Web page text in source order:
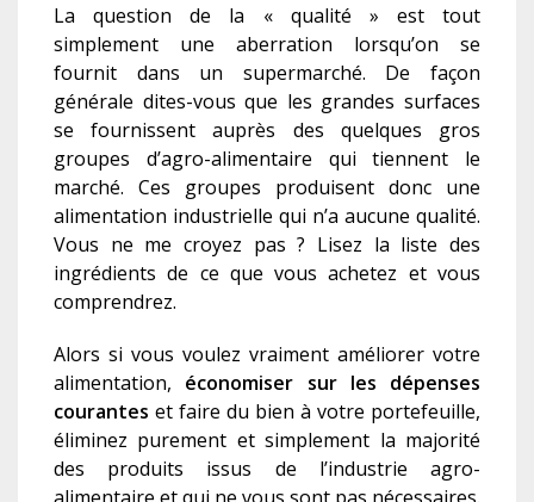
La question de la « qualité » est tout
simplement une aberration lorsqu’on se
fournit dans un supermarché. De façon
générale dites-vous que les grandes surfaces
se fournissent auprès des quelques gros
groupes d’agro-alimentaire qui tiennent le
marché. Ces groupes produisent donc une
alimentation industrielle qui n’a aucune qualité.
Vous ne me croyez pas ? Lisez la liste des
ingrédients de ce que vous achetez et vous
comprendrez.
Alors si vous voulez vraiment améliorer votre
alimentation, économiser sur les dépenses
courantes et faire du bien à votre portefeuille,
éliminez purement et simplement la majorité
des produits issus de l’industrie agro-